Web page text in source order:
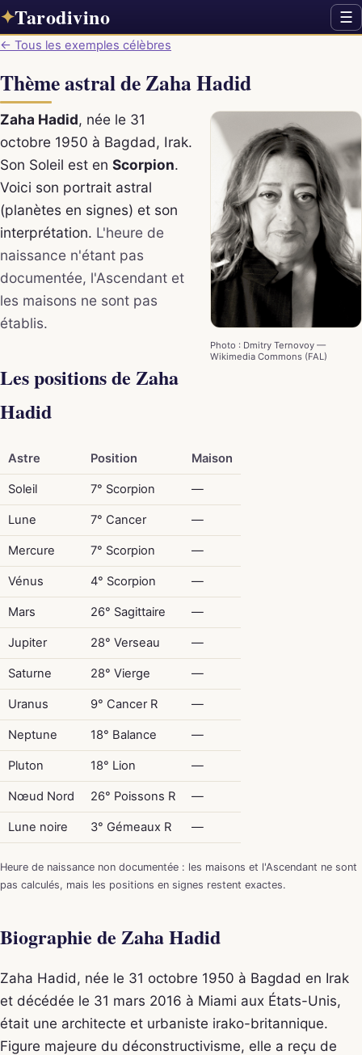
✦Tarodivino ☰
← Tous les exemples célèbres
Thème astral de Zaha Hadid
Photo : Dmitry Ternovoy —
Wikimedia Commons (FAL)
Zaha Hadid, née le 31
octobre 1950 à Bagdad, Irak.
Son Soleil est en Scorpion.
Voici son portrait astral
(planètes en signes) et son
interprétation. L'heure de
naissance n'étant pas
documentée, l'Ascendant et
les maisons ne sont pas
établis.
Les positions de Zaha
Hadid
Astre Position Maison
Soleil 7° Scorpion —
Lune 7° Cancer —
Mercure 7° Scorpion —
Vénus 4° Scorpion —
Mars 26° Sagittaire —
Jupiter 28° Verseau —
Saturne 28° Vierge —
Uranus 9° Cancer R —
Neptune 18° Balance —
Pluton 18° Lion —
Nœud Nord 26° Poissons R —
Lune noire 3° Gémeaux R —
Heure de naissance non documentée : les maisons et l'Ascendant ne sont
pas calculés, mais les positions en signes restent exactes.
Biographie de Zaha Hadid
Zaha Hadid, née le 31 octobre 1950 à Bagdad en Irak
et décédée le 31 mars 2016 à Miami aux États-Unis,
était une architecte et urbaniste irako-britannique.
Figure majeure du déconstructivisme, elle a reçu de